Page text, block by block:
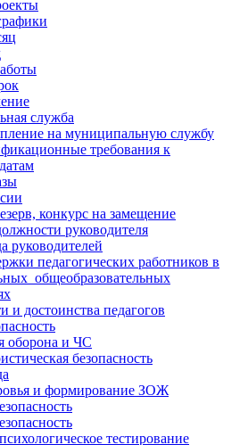
служба
на муниципальную службу
требования к
конкурс на замещение
руководителя
руководителей
педагогических работников в
общеобразовательных
и достоинства педагогов
оборона и ЧС
безопасность
и формирование ЗОЖ
тестирование